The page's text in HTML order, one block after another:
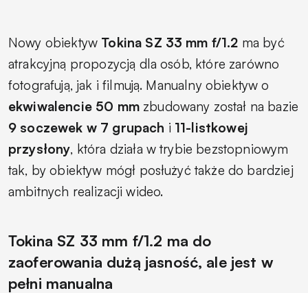
Nowy obiektyw Tokina SZ 33 mm f/1.2 ma być
atrakcyjną propozycją dla osób, które zarówno
fotografują, jak i filmują. Manualny obiektyw o
ekwiwalencie 50 mmzbudowany został na bazie
9 soczewek w 7 grupach i 11-listkowej
przysłony, która działa w trybie bezstopniowym
tak, by obiektyw mógł posłużyć także do bardziej
ambitnych realizacji wideo.
Tokina SZ 33 mm f/1.2 ma do
zaoferowania dużą jasność, ale jest w
pełni manualna